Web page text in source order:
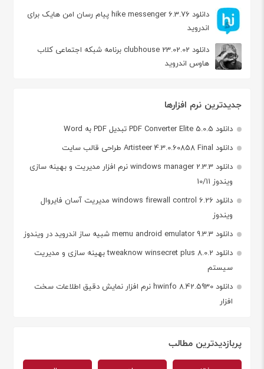
دانلود hike messenger 6.3.76 پیام‌ رسان‌ امن هایک برای
اندروید
دانلود clubhouse 23.02.02 برنامه شبکه اجتماعی کلاب
هاوس اندروید
جدیدترین نرم افزارها
دانلود PDF Converter Elite 5.0.5 تبدیل PDF به Word
دانلود Artisteer 4.3.0.60858 Final طراحی قالب سایت
دانلود windows manager 2.3.3 نرم افزار مدیریت و بهینه سازی
ویندوز 10/11
دانلود windows firewall control 6.26 مدیریت آسان فایروال
ویندوز
دانلود memu android emulator 9.3.3 شبیه ساز اندروید در ویندوز
دانلود tweaknow winsecret plus 8.0.2 بهینه سازی و مدیریت
سیستم
دانلود hwinfo 8.42.5930 نرم افزار نمایش دقیق اطلاعات سخت
افزار
پربازدیدترین مطالب